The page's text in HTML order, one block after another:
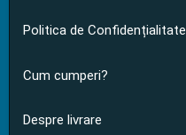
Politica de Confidențialitate
Cum cumperi?
Despre livrare